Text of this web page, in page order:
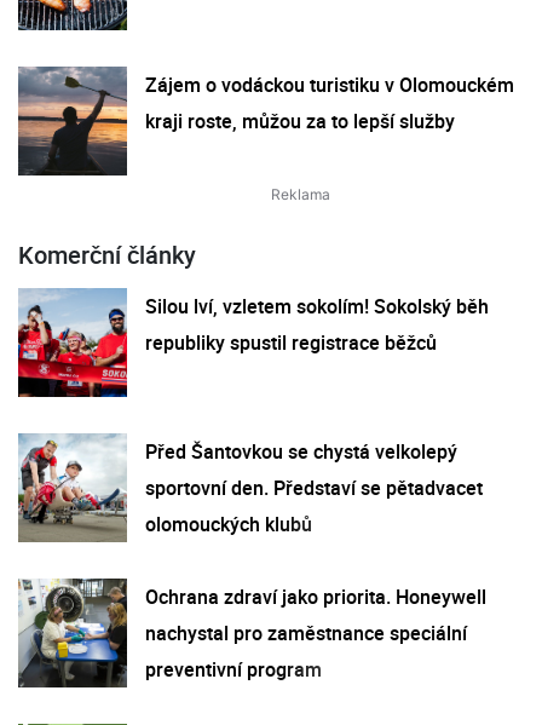
Zájem o vodáckou turistiku v Olomouckém
kraji roste, můžou za to lepší služby
Komerční články
Silou lví, vzletem sokolím! Sokolský běh
republiky spustil registrace běžců
Před Šantovkou se chystá velkolepý
sportovní den. Představí se pětadvacet
olomouckých klubů
Ochrana zdraví jako priorita. Honeywell
nachystal pro zaměstnance speciální
preventivní program